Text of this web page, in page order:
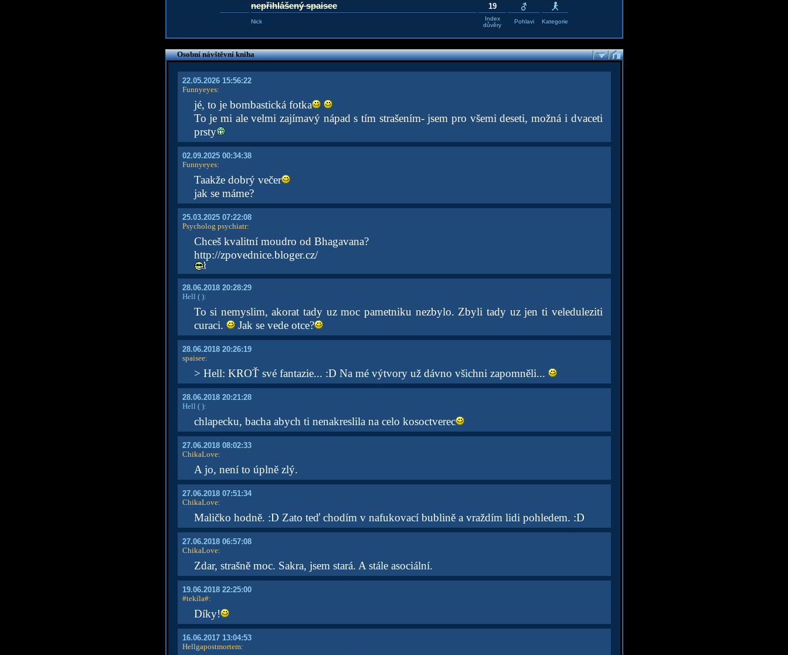
nepřihlášený spaisee 19
Nick
Index
důvěry
Pohlavi Kategorie
Osobní návštěvní kniha
22.05.2026 15:56:22
Funnyeyes:
jé, to je bombastická fotka
To je mi ale velmi zajímavý nápad s tím strašením- jsem pro všemi deseti, možná i dvaceti
prsty
02.09.2025 00:34:38
Funnyeyes:
Taakže dobrý večer
jak se máme?
25.03.2025 07:22:08
Psycholog psychiatr:
Chceš kvalitní moudro od Bhagavana?
http://zpovednice.bloger.cz/
28.06.2018 20:28:29
Hell ( ):
To si nemyslim, akorat tady uz moc pametniku nezbylo. Zbyli tady uz jen ti veleduleziti
curaci.
Jak se vede otce?
28.06.2018 20:26:19
spaisee:
> Hell: KROŤ své fantazie... :D Na mé výtvory už dávno všichni zapomněli...
28.06.2018 20:21:28
Hell ( ):
chlapecku, bacha abych ti nenakreslila na celo kosoctverec
27.06.2018 08:02:33
ChikaLove:
A jo, není to úplně zlý.
27.06.2018 07:51:34
ChikaLove:
Maličko hodně. :D Zato teď chodím v nafukovací bublině a vraždím lidi pohledem. :D
27.06.2018 06:57:08
ChikaLove:
Zdar, strašně moc. Sakra, jsem stará. A stále asociální.
19.06.2018 22:25:00
#tekíla#:
Díky!
16.06.2017 13:04:53
Hellgapostmortem: